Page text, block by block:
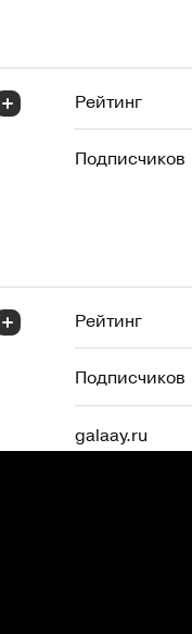
Рейтинг
Подписчиков
Рейтинг
Подписчиков
galaay.ru